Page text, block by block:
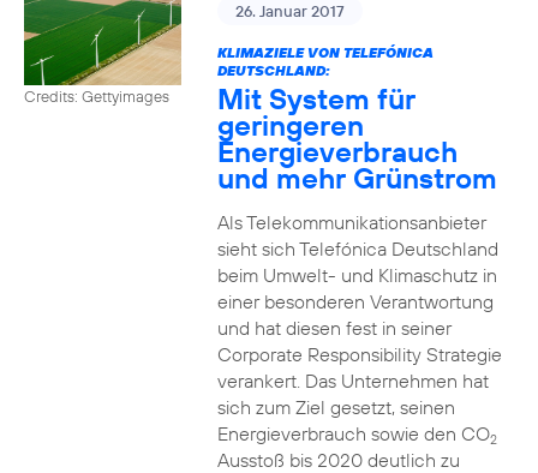
Credits: Gettyimages
26. Januar 2017
KLIMAZIELE VON TELEFÓNICA
DEUTSCHLAND:
Mit System für
geringeren
Energieverbrauch
und mehr Grünstrom
Als Telekommunikationsanbieter
sieht sich Telefónica Deutschland
beim Umwelt- und Klimaschutz in
einer besonderen Verantwortung
und hat diesen fest in seiner
Corporate Responsibility Strategie
verankert. Das Unternehmen hat
sich zum Ziel gesetzt, seinen
Energieverbrauch sowie den CO2
Ausstoß bis 2020 deutlich zu